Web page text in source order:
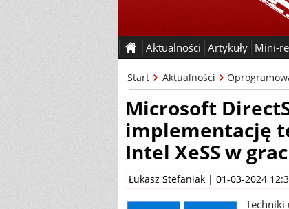
Aktualności Artykuły Mini-
Start Aktualności
Microsoft
implementację
Intel XeSS w
Łukasz Stefaniak | 01-03-2024
Techniki